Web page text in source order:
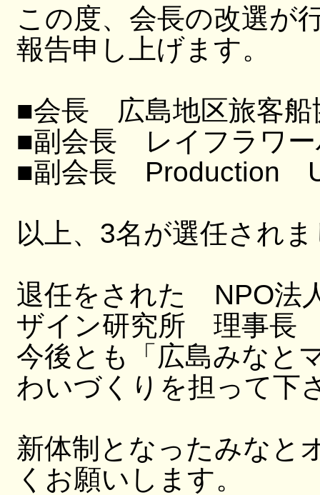
この度、会長の改選が
報告申し上げます。
■会長 広島地区旅客
■副会長 レイフラワ
■副会長 Production
以上、3名が選任され
退任をされた NPO法
ザイン研究所 理事長
今後とも「広島みなと
わいづくりを担って下
新体制となったみなと
くお願いします。